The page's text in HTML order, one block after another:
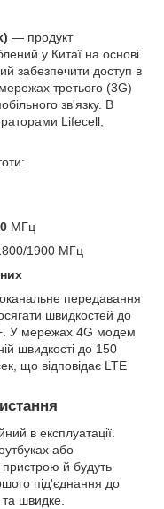
— продукт
у Китаї на основі
забезпечити доступ в
третього (3G)
зв'язку. В
Lifecell,
МГц
1900 МГц
передавання
швидкостей до
У мережах 4G модем
швидкості до 150
що відповідає LTE
в експлуатації.
або
й будуть
під'єднання до
швидке.